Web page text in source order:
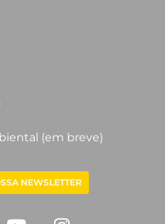
(em breve)
NEWSLETTER